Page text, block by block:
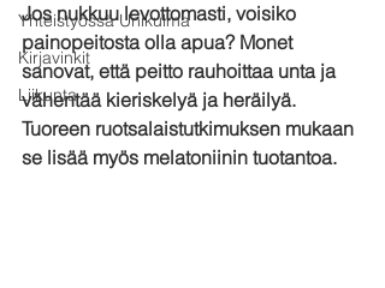
Yhteistyössä Unikulma
Kirjavinkit
Liikunta
Jos nukkuu levottomasti, voisiko
painopeitosta olla apua? Monet
sanovat, että peitto rauhoittaa unta ja
vähentää kieriskelyä ja heräilyä.
Tuoreen ruotsalaistutkimuksen mukaan
se lisää myös melatoniinin tuotantoa.